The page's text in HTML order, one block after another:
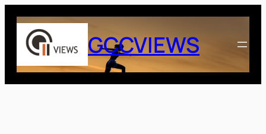
Saltar
contenido
GCCVIEWS